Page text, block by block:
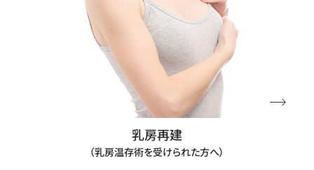
乳房再建
（乳房温存術を受けられた方へ）